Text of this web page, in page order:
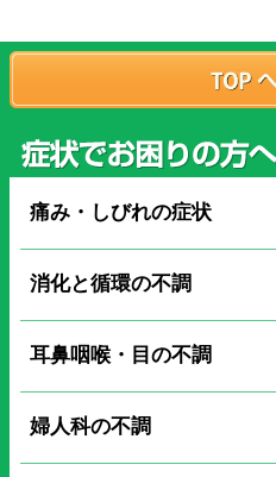
痛み・しびれの症状
消化と循環の不調
耳鼻咽喉・目の不調
婦人科の不調